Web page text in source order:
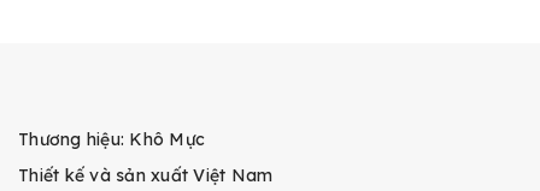
Thương hiệu: Khô Mực
Thiết kế và sản xuất Việt Nam